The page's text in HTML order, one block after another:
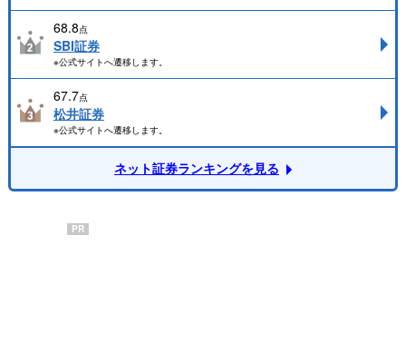
68.8点
SBI証券
※公式サイトへ遷移します。
67.7点
松井証券
※公式サイトへ遷移します。
ネット証券ランキングを見る
PR